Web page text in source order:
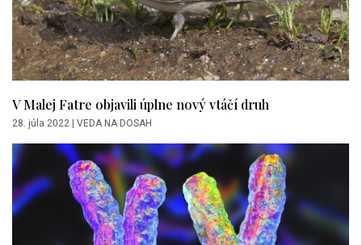
V Malej Fatre objavili úplne nový vtáčí druh
28. júla 2022 VEDA NA DOSAH